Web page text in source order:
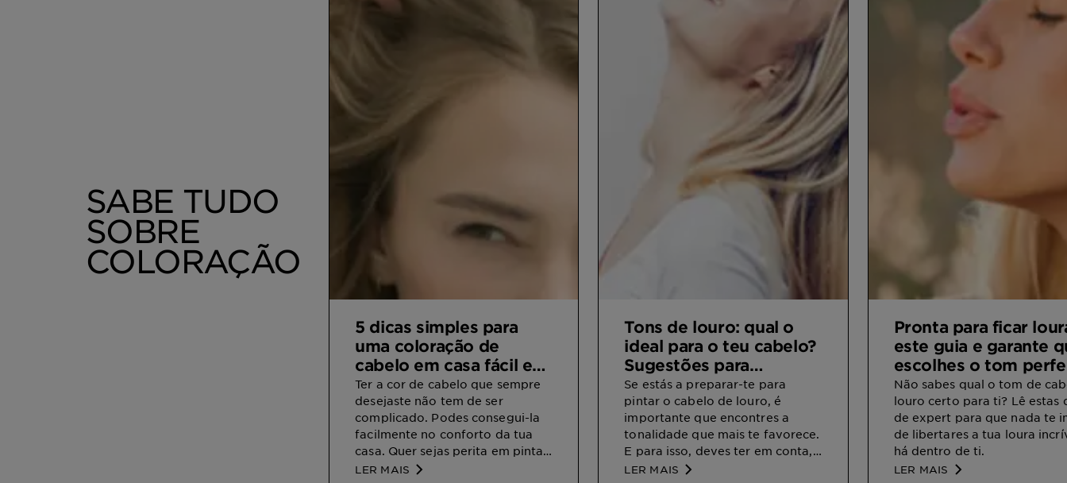
SABE TUDO
SOBRE
COLORAÇÃO
5 dicas simples para
uma coloração de
cabelo em casa fácil e
sem complicações!
Ter a cor de cabelo que sempre
desejaste não tem de ser
complicado. Podes consegui-la
facilmente no conforto da tua
casa. Quer sejas perita em pintar
o cabelo ou uma novata, verifica
LER MAIS
Tons de louro: qual o
ideal para o teu cabelo?
Sugestões para
encontrares a cor
perfeita
Se estás a preparar-te para
pintar o cabelo de louro, é
importante que encontres a
tonalidade que mais te favorece.
E para isso, deves ter em conta,
entre outras coisas, o tom da tua
LER MAIS
Pronta para ficar
este guia e garante
escolhes o tom
Não sabes qual o tom de
louro certo para ti? Lê estas
de expert para que nada te
de libertares a tua loura
há dentro de ti.
LER MAIS